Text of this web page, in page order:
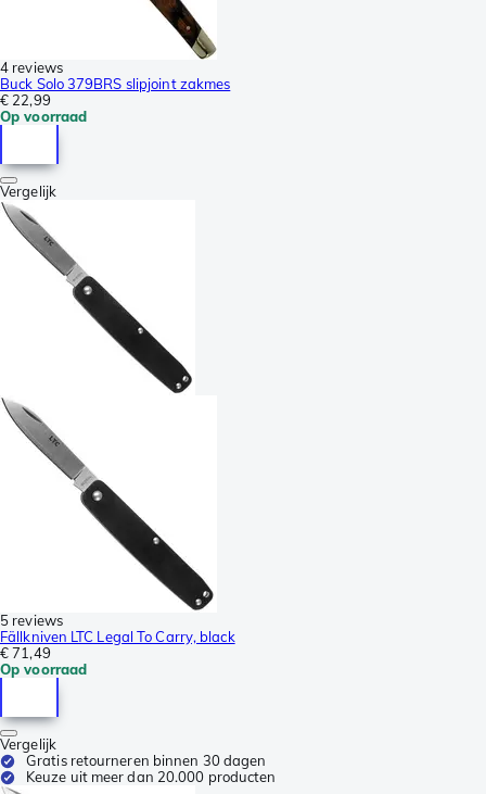
4 reviews
Buck Solo 379BRS slipjoint zakmes
€ 22,99
Op voorraad
Vergelijk
5 reviews
Fällkniven LTC Legal To Carry, black
€ 71,49
Op voorraad
Vergelijk
Gratis retourneren binnen 30 dagen
Keuze uit meer dan 20.000 producten